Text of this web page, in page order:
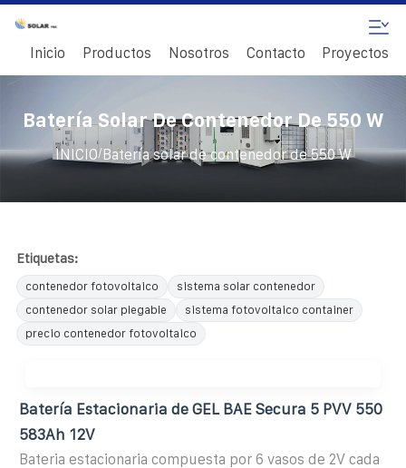
Inicio Productos Nosotros Contacto Proyectos
Batería Solar De Contenedor De 550 W
INICIO/Batería solar de contenedor de 550 W
Etiquetas:
contenedor fotovoltaico
sistema solar contenedor
contenedor solar plegable
sistema fotovoltaico container
precio contenedor fotovoltaico
Batería Estacionaria de GEL BAE Secura 5 PVV 550
583Ah 12V
Bateria estacionaria compuesta por 6 vasos de 2V cada